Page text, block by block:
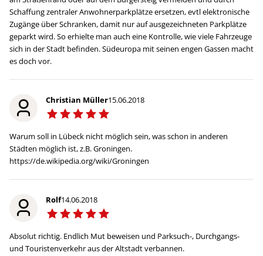
Schaffung zentraler Anwohnerparkplätze ersetzen, evtl elektronische
Zugänge über Schranken, damit nur auf ausgezeichneten Parkplätze
geparkt wird. So erhielte man auch eine Kontrolle, wie viele Fahrzeuge
sich in der Stadt befinden. Südeuropa mit seinen engen Gassen macht
es doch vor.
Christian Müller15.06.2018
Warum soll in Lübeck nicht möglich sein, was schon in anderen
Städten möglich ist, z.B. Groningen.
https://de.wikipedia.org/wiki/Groningen
Rolf14.06.2018
Absolut richtig. Endlich Mut beweisen und Parksuch-, Durchgangs-
und Touristenverkehr aus der Altstadt verbannen.